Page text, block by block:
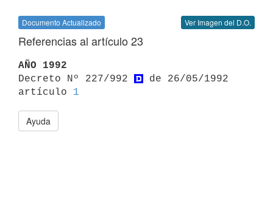
Documento Actualizado Ver Imagen del D.O.
Referencias al artículo 23
AÑO 1992
Decreto Nº 227/992
de 26/05/1992
artículo 1
Ayuda